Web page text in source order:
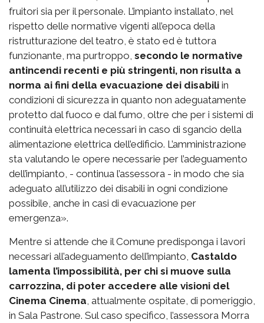
fruitori sia per il personale. L’impianto installato, nel
rispetto delle normative vigenti all’epoca della
ristrutturazione del teatro, è stato ed è tuttora
funzionante, ma purtroppo, secondo le normative
antincendi recenti e più stringenti, non risulta a
norma ai fini della evacuazione dei disabili in
condizioni di sicurezza in quanto non adeguatamente
protetto dal fuoco e dal fumo, oltre che per i sistemi di
continuità elettrica necessari in caso di sgancio della
alimentazione elettrica dell’edificio. L’amministrazione
sta valutando le opere necessarie per l’adeguamento
dell’impianto, - continua l’assessora - in modo che sia
adeguato all’utilizzo dei disabili in ogni condizione
possibile, anche in casi di evacuazione per
emergenza».
Mentre si attende che il Comune predisponga i lavori
necessari all’adeguamento dell’impianto, Castaldo
lamenta l’impossibilità, per chi si muove sulla
carrozzina, di poter accedere alle visioni del
Cinema Cinema , attualmente ospitate, di pomeriggio,
in Sala Pastrone. Sul caso specifico, l’assessora Morra